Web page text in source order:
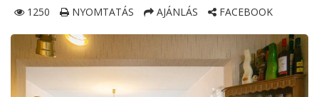
1250 NYOMTATÁS AJÁNLÁS FACEBOOK